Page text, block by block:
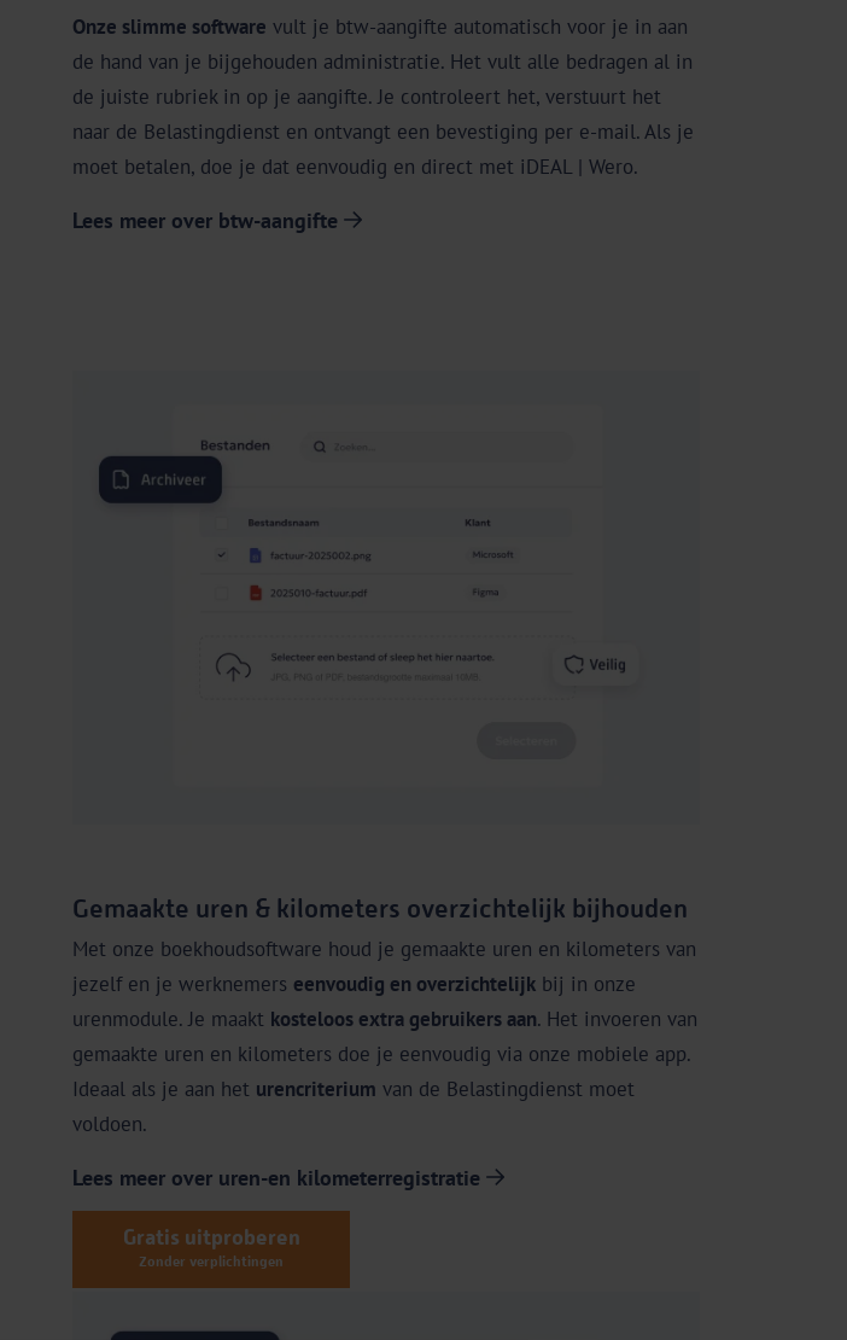
Onze slimme software vult je btw-aangifte automatisch voor je in aan
de hand van je bijgehouden administratie. Het vult alle bedragen al in
de juiste rubriek in op je aangifte. Je controleert het, verstuurt het
naar de Belastingdienst en ontvangt een bevestiging per e-mail. Als je
moet betalen, doe je dat eenvoudig en direct met iDEAL | Wero.
Lees meer over btw-aangifte
Gemaakte uren & kilometers overzichtelijk bijhouden
Met onze boekhoudsoftware houd je gemaakte uren en kilometers van
jezelf en je werknemers eenvoudig en overzichtelijk bij in onze
urenmodule. Je maakt kosteloos extra gebruikers aan. Het invoeren van
gemaakte uren en kilometers doe je eenvoudig via onze mobiele app.
Ideaal als je aan het urencriterium van de Belastingdienst moet
voldoen.
Lees meer over uren-en kilometerregistratie
Gratis uitproberen
Zonder verplichtingen